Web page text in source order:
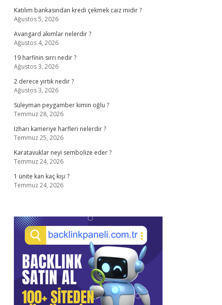
Katılım bankasından kredi çekmek caiz midir ?
Ağustos 5, 2026
Avangard akımlar nelerdir ?
Ağustos 4, 2026
19 harfinin sırrı nedir ?
Ağustos 3, 2026
2 derece yırtık nedir ?
Ağustos 3, 2026
Süleyman peygamber kimin oğlu ?
Temmuz 28, 2026
Izharı kameriye harfleri nelerdir ?
Temmuz 25, 2026
Karatavuklar neyi sembolize eder ?
Temmuz 24, 2026
1 ünite kan kaç kişi ?
Temmuz 24, 2026